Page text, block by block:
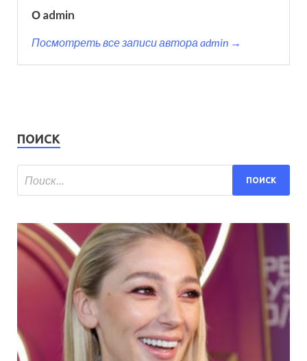
О admin
Посмотреть все записи автора admin →
ПОИСК